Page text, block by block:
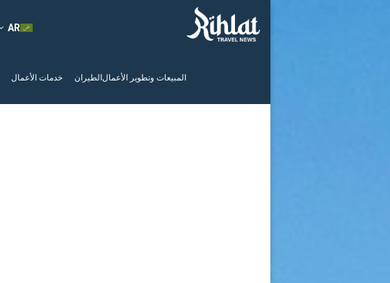
المبيعات وتطوير الأعمال الطيران خدمات الأعمال